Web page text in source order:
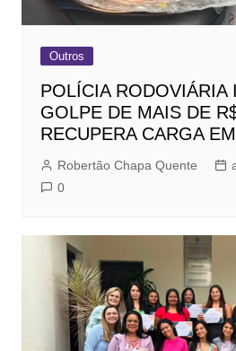
Outros
POLÍCIA RODOVIÁRIA
GOLPE DE MAIS DE
RECUPERA CARGA
Robertão Chapa Quente
0